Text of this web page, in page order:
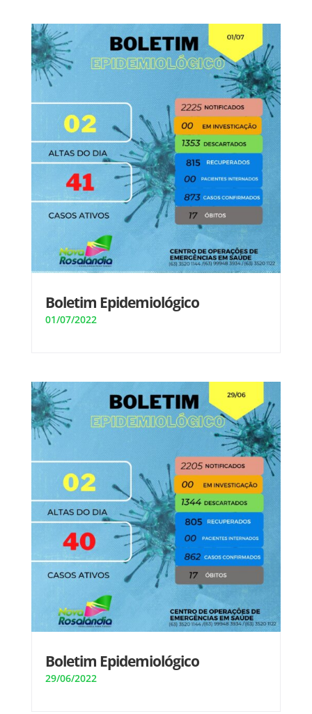
Boletim Epidemiológico
01/07/2022
Boletim Epidemiológico
29/06/2022